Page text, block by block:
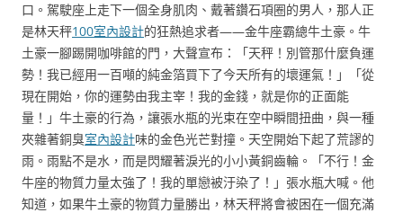
口。駕駛座上走下一個全身肌肉、戴著鑽石項圈的男人，那人正
是林天秤100室內設計的狂熱追求者——金牛座霸總牛土豪。牛
土豪一腳踢開咖啡館的門，大聲宣布：「天秤！別管那什麼負運
勢！我已經用一百噸的純金箔買下了今天所有的壞運氣！」「從
現在開始，你的運勢由我主宰！我的金錢，就是你的正面能
量！」牛土豪的行為，讓張水瓶的光束在空中瞬間扭曲，與一種
夾雜著銅臭室內設計味的金色光芒對撞。天空開始下起了荒謬的
雨。雨點不是水，而是閃耀著淚光的小小黃銅齒輪。「不行！金
牛座的物質力量太強了！我的單戀被汙染了！」張水瓶大喊。他
知道，如果牛土豪的物質力量勝出，林天秤將會被困在一個充滿